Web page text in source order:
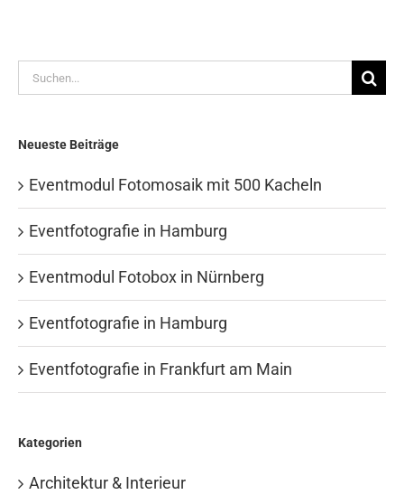
Suche
nach:
Neueste Beiträge
Eventmodul Fotomosaik mit 500 Kacheln
Eventfotografie in Hamburg
Eventmodul Fotobox in Nürnberg
Eventfotografie in Hamburg
Eventfotografie in Frankfurt am Main
Kategorien
Architektur & Interieur